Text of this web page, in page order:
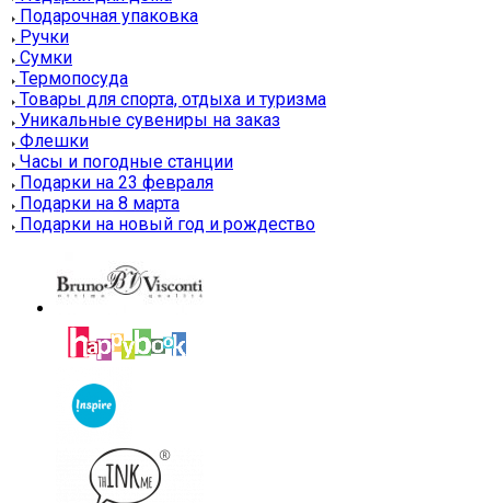
Подарочная упаковка
Ручки
Сумки
Термопосуда
Товары для спорта, отдыха и туризма
Уникальные сувениры на заказ
Флешки
Часы и погодные станции
Подарки на 23 февраля
Подарки на 8 марта
Подарки на новый год и рождество